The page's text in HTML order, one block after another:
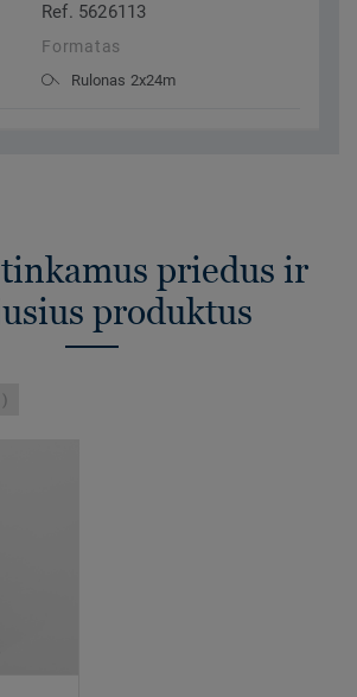
Ref. 5626113
Formatas
Rulonas 2x24m
priedus ir
produktus